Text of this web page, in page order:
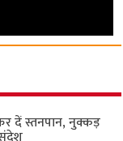
दें स्तनपान, नुक्कड़